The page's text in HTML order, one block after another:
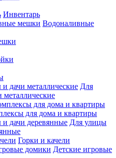
Инвентарь
Водоналивные
Для
металлические
для дома и квартиры
Для улицы
Горки и качели
Детские игровые